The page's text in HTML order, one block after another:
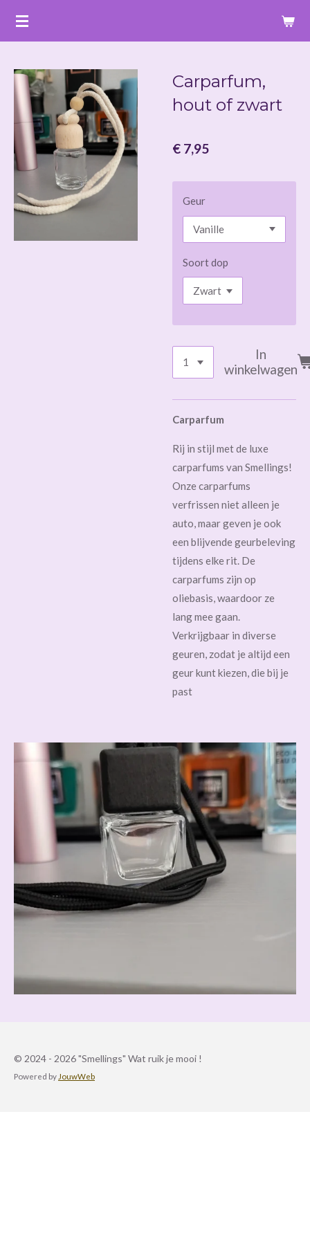
Ga
de
hoofdinhoud
Carparfum,
hout of zwart
€ 7,95
Geur
Soort dop
In
winkelwagen
Carparfum
Rij in stijl met de luxe
carparfums van Smellings!
Onze carparfums
verfrissen niet alleen je
auto, maar geven je ook
een blijvende geurbeleving
tijdens elke rit. De
carparfums zijn op
oliebasis, waardoor ze
lang mee gaan.
Verkrijgbaar in diverse
geuren, zodat je altijd een
geur kunt kiezen, die bij je
past
© 2024 - 2026 "Smellings" Wat ruik je mooi !
Powered by JouwWeb